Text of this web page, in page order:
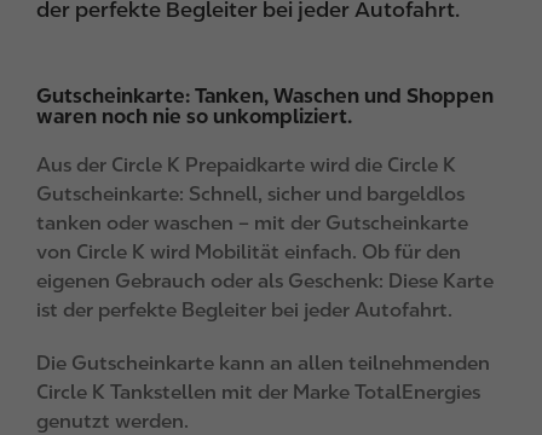
der perfekte Begleiter bei jeder Autofahrt.
Gutscheinkarte: Tanken, Waschen und Shoppen
waren noch nie so unkompliziert.
Aus der Circle K Prepaidkarte wird die Circle K
Gutscheinkarte: Schnell, sicher und bargeldlos
tanken oder waschen – mit der Gutscheinkarte
von Circle K wird Mobilität einfach. Ob für den
eigenen Gebrauch oder als Geschenk: Diese Karte
ist der perfekte Begleiter bei jeder Autofahrt.
Die Gutscheinkarte kann an allen teilnehmenden
Circle K Tankstellen mit der Marke TotalEnergies
genutzt werden.